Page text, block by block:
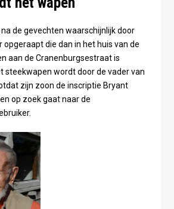
de gevechten waarschijnlijk door
opgeraapt die dan in het huis van de
aan de Cranenburgsestraat is
steekwapen wordt door de vader van
zijn zoon de inscriptie Bryant
op zoek gaat naar de